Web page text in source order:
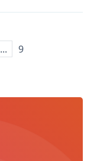
... 9